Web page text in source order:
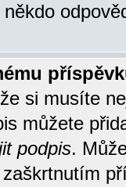
si musíte
můžete
podpis.